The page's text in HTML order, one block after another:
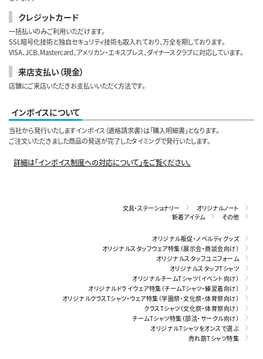
クレジットカード
一括払いのみご利用いただけます。
SSL暗号化技術と独自セキュリティ技術も取入れており、万全を期しております。
VISA、JCB、Mastercard、アメリカン・エキスプレス、ダイナースクラブに対応しています。
来店支払い（現金）
店舗にご来店いただきお支払いいただく方法です。
インボイスについて
当社から発行いたしますインボイス（適格請求書）は「購入明細書」となります。
ご注文いただきました商品の発送が完了したタイミングで発行いたします。
詳細は「インボイス制度への対応について」をご覧ください。
文具・ステーショナリー
オリジナルノート
新着アイテム
その他
オリジナル販促・ノベルティグッズ
オリジナルスタッフウェア特集（展示会・商談会向け）
オリジナルスタッフユニフォーム
オリジナルスタッフTシャツ
オリジナルチームTシャツ（イベント向け）
オリジナルドライウェア特集（チームTシャツ・練習着向け）
オリジナルクラスTシャツ・ウェア特集（学園祭・文化祭・体育祭向け）
クラスTシャツ（文化祭・体育祭向け）
チームTシャツ特集（部活・サークル向け）
オリジナルTシャツをオンスで選ぶ
売れ筋Tシャツ特集